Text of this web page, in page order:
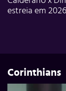
estreia em
Corinthians